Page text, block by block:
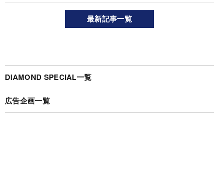
最新記事一覧
DIAMOND SPECIAL一覧
広告企画一覧